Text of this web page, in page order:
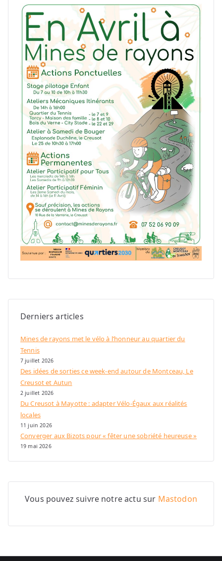
Derniers articles
Mines de rayons met le vélo à l’honneur au quartier du
Tennis
7 juillet 2026
Des idées de sorties ce week-end autour de Montceau, Le
Creusot et Autun
2 juillet 2026
Du Creusot à Mayotte : adapter Vélo-Égaux aux réalités
locales
11 juin 2026
Converger aux Bizots pour « fêter une sobriété heureuse »
19 mai 2026
Vous pouvez suivre notre actu sur Mastodon